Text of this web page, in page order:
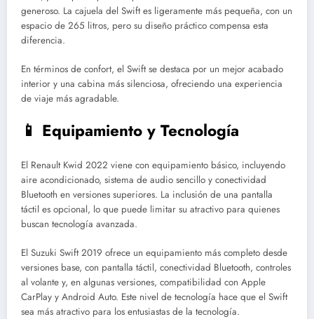
generoso. La cajuela del Swift es ligeramente más pequeña, con un
espacio de 265 litros, pero su diseño práctico compensa esta
diferencia.
En términos de confort, el Swift se destaca por un mejor acabado
interior y una cabina más silenciosa, ofreciendo una experiencia
de viaje más agradable.
📱 Equipamiento y Tecnología
El Renault Kwid 2022 viene con equipamiento básico, incluyendo
aire acondicionado, sistema de audio sencillo y conectividad
Bluetooth en versiones superiores. La inclusión de una pantalla
táctil es opcional, lo que puede limitar su atractivo para quienes
buscan tecnología avanzada.
El Suzuki Swift 2019 ofrece un equipamiento más completo desde
versiones base, con pantalla táctil, conectividad Bluetooth, controles
al volante y, en algunas versiones, compatibilidad con Apple
CarPlay y Android Auto. Este nivel de tecnología hace que el Swift
sea más atractivo para los entusiastas de la tecnología.